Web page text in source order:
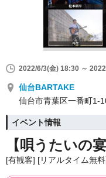
2022/6/3(金) 18:30 ～
仙台BARTAKE
仙台市青葉区一番町1-
イベント情報
【唄うたいの宴
[有観客] [リアルタイム無